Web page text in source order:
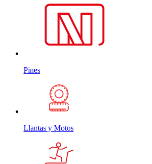
Pines
Llantas y Motos